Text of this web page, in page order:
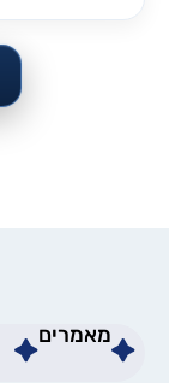
מאמרים